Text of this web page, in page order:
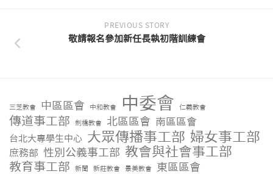
PREVIOUS STORY
敬請報名參加新任長執初階訓練會
三芝教會 中區區會 中和教會 中委會 仁義教會
傳道事工部 劍橋教會 北區區會 南區區會
台北大專學生中心 大眾傳播事工部 婦女事工部
庶務部 性別公義事工部 教會與社會事工部
教育事工部 新聞 新莊教會 景美教會 東區區會